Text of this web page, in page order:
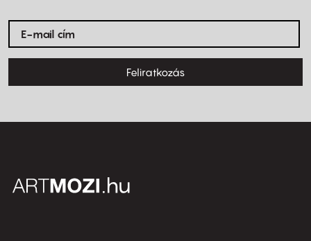
Feliratkozás